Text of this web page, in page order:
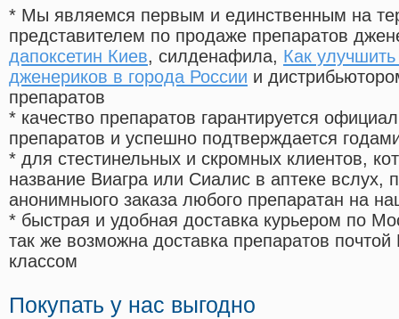
* Мы являемся первым и единственным на
представителем по продаже препаратов
дапоксетин Киев, силденафила, Как
дженериков в города России и
препаратов
* качество препаратов гарантируется
препаратов и успешно подтверждается
* для стестинельных и скромных клиентов,
название Виагра или Сиалис в аптеке вслух,
анонимныого заказа любого препаратан на
* быстрая и удобная доставка курьером по
так же возможна доставка препаратов
классом
Покупать у нас выгодно